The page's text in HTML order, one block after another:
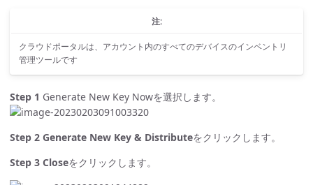
注:
クラウドポータルは、アカウント内のすべてのデバイスのインベントリ
管理ツールです
Step 1 Generate New Key Nowを選択します。
Step 2 Generate New Key & Distributeをクリックします。
Step 3 Closeをクリックします。